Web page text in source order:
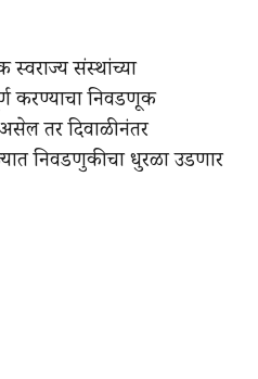
संस्थांच्या
करण्याचा निवडणूक
तर दिवाळीनंतर
निवडणुकीचा धुरळा उडणार